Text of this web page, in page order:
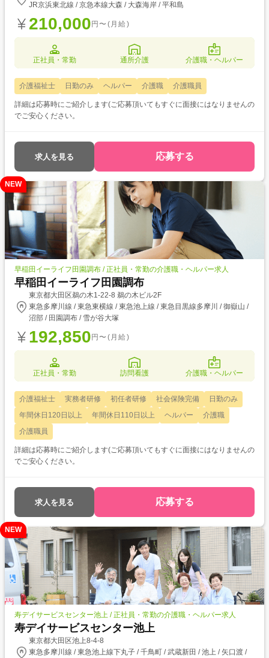
JR京浜東北線 / 京急本線大森 / 大森海岸 / 平和島
210,000 円〜(月給)
正社員・常勤 通所介護 介護職・ヘルパー
介護福祉士 日勤のみ ヘルパー 介護職 介護職員
詳細は応募時にご紹介します(ご応募頂いてもすぐに面接にはなりませんの
でご安心ください。
求人を見る 応募する
NEW
早稲田イーライフ田園調布 / 正社員・常勤の介護職・ヘルパー求人
早稲田イーライフ田園調布
東京都大田区鵜の木1-22-8 鵜の木ビル2F
東急多摩川線 / 東急東横線 / 東急池上線 / 東急目黒線多摩川 / 御嶽山 /
沼部 / 田園調布 / 雪が谷大塚
192,850 円〜(月給)
正社員・常勤 訪問看護 介護職・ヘルパー
介護福祉士 実務者研修 初任者研修 社会保険完備
日勤のみ
年間休日120日以上
年間休日110日以上 ヘルパー
介護職
介護職員
詳細は応募時にご紹介します(ご応募頂いてもすぐに面接にはなりませんの
でご安心ください。
求人を見る 応募する
NEW
寿デイサービスセンター池上 / 正社員・常勤の介護職・ヘルパー求人
寿デイサービスセンター池上
東京都大田区池上8-4-8
東急多摩川線 / 東急池上線下丸子 / 千鳥町 / 武蔵新田 / 池上 / 矢口渡 /